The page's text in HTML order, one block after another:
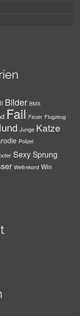
Bilder BMX
Fail Feuer Flugzeug
Junge Katze
Polizei
SexySprung
Weltrekord Win